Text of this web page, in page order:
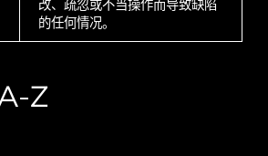
改、疏忽或不当操作而导致缺陷
的任何情况。
Z